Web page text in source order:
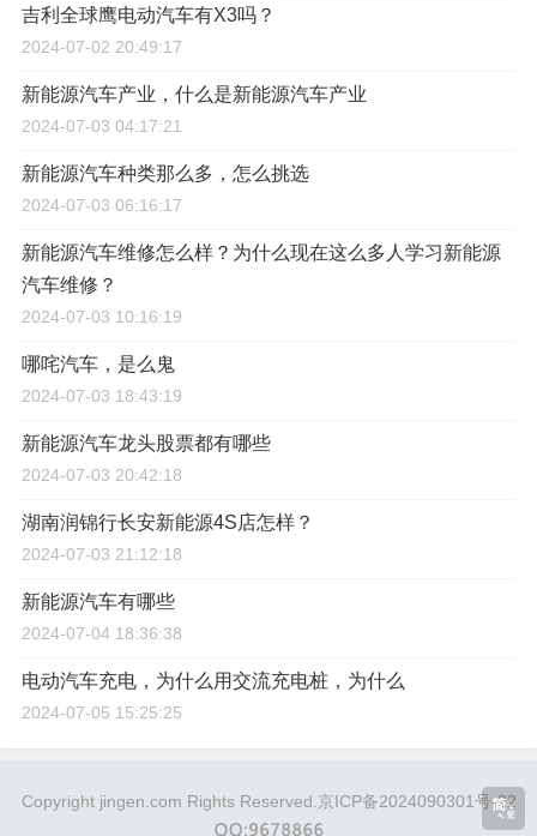
吉利全球鹰电动汽车有X3吗？
2024-07-02 20:49:17
新能源汽车产业，什么是新能源汽车产业
2024-07-03 04:17:21
新能源汽车种类那么多，怎么挑选
2024-07-03 06:16:17
新能源汽车维修怎么样？为什么现在这么多人学习新能源
汽车维修？
2024-07-03 10:16:19
哪咤汽车，是么鬼
2024-07-03 18:43:19
新能源汽车龙头股票都有哪些
2024-07-03 20:42:18
湖南润锦行长安新能源4S店怎样？
2024-07-03 21:12:18
新能源汽车有哪些
2024-07-04 18:36:38
电动汽车充电，为什么用交流充电桩，为什么
2024-07-05 15:25:25
Copyright jingen.com Rights Reserved. 京ICP备2024090301号-22